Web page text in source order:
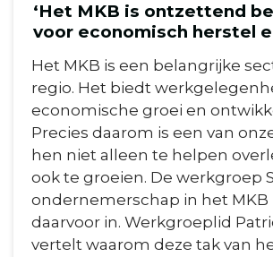
‘Het MKB is ontzettend
voor economisch herstel
Het MKB is een belangrijke
regio. Het biedt
economische groei en
Precies daarom is een van
hen niet alleen te helpen
ook te groeien. De werkgroep
ondernemerschap in het MKB
daarvoor in. Werkgroeplid
vertelt waarom deze tak van